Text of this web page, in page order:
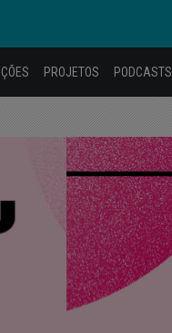
PROJETOS PODCASTS